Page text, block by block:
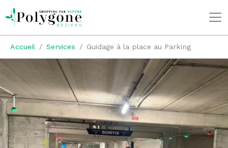
Accueil Services Guidage à la place au Parking